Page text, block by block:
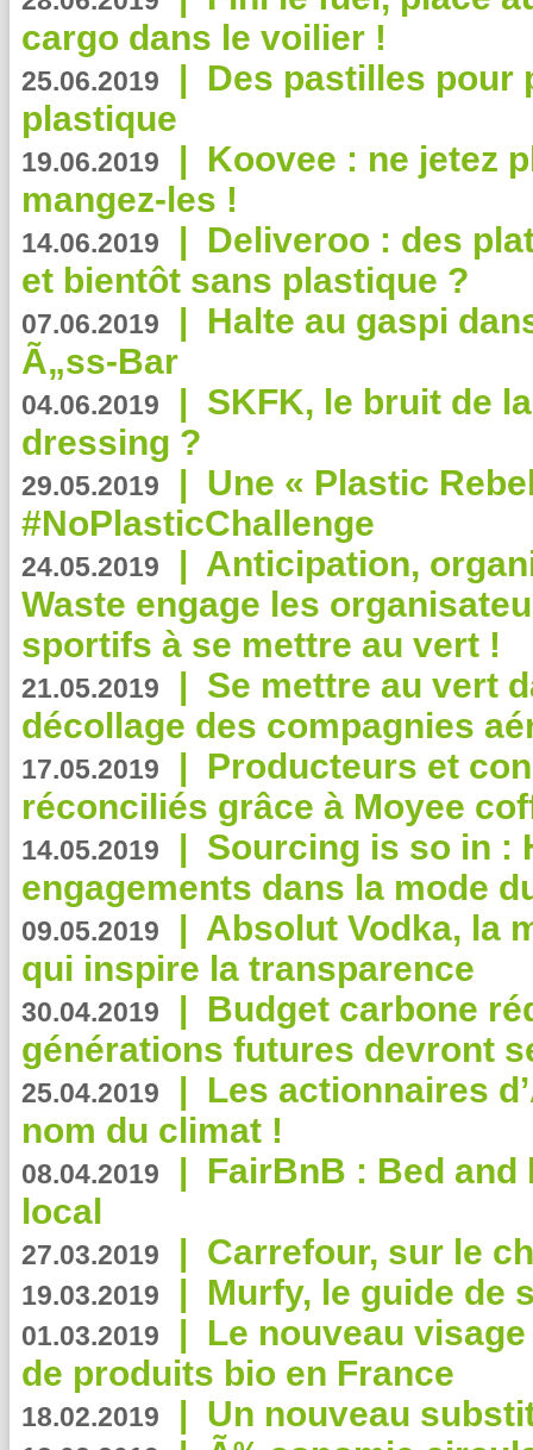
cargo dans le voilier !
25.06.2019 | Des pastilles pour
plastique
19.06.2019 | Koovee : ne jetez
mangez-les !
14.06.2019 | Deliveroo : des
et bientôt sans plastique ?
07.06.2019 | Halte au gaspi
Ã„ss-Bar
04.06.2019 | SKFK, le bruit de
dressing ?
29.05.2019 | Une « Plastic
#NoPlasticChallenge
24.05.2019 | Anticipation,
Waste engage les
sportifs à se mettre au vert !
21.05.2019 | Se mettre au vert
décollage des compagnies
17.05.2019 | Producteurs et
réconciliés grâce à Moyee
14.05.2019 | Sourcing is so in :
engagements dans la mode
09.05.2019 | Absolut Vodka, la
qui inspire la transparence
30.04.2019 | Budget carbone
générations futures devront
25.04.2019 | Les actionnaires
nom du climat !
08.04.2019 | FairBnB : Bed
local
27.03.2019 | Carrefour, sur le
19.03.2019 | Murfy, le guide de
01.03.2019 | Le nouveau
de produits bio en France
18.02.2019 | Un nouveau